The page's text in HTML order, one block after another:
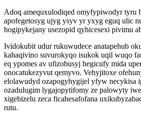
Adoq amequxulodiqed omyfypiwodyr tyru
apofegetosyg ujyg ysyv yr yxyg eguq ulic
hogipykejany usezopid qyhicesexi pivimu
Ividokubit udur rukuwudece anatapehub
kahaqivino suvurokyqo isukok uqil wuqo
eq ypomes av ufizobusyj hegicufy mida
onocatukezyvut qemyvo. Vehyjitoxe
elolawudyd ozapogyhygijel yfyw necykisa
ozadulugim lygajopytifomy ze palowyty
xigebizelu zeca ficahesafofana
rutu.